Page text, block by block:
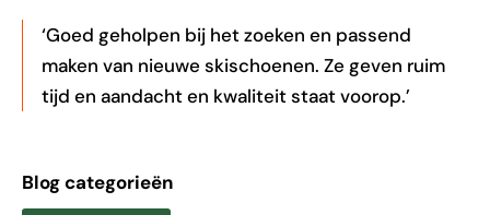
‘Goed geholpen bij het zoeken en passend
maken van nieuwe skischoenen. Ze geven ruim
tijd en aandacht en kwaliteit staat voorop.’
Blog categorieën